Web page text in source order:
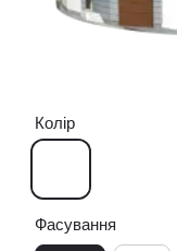
Колір
Фасування